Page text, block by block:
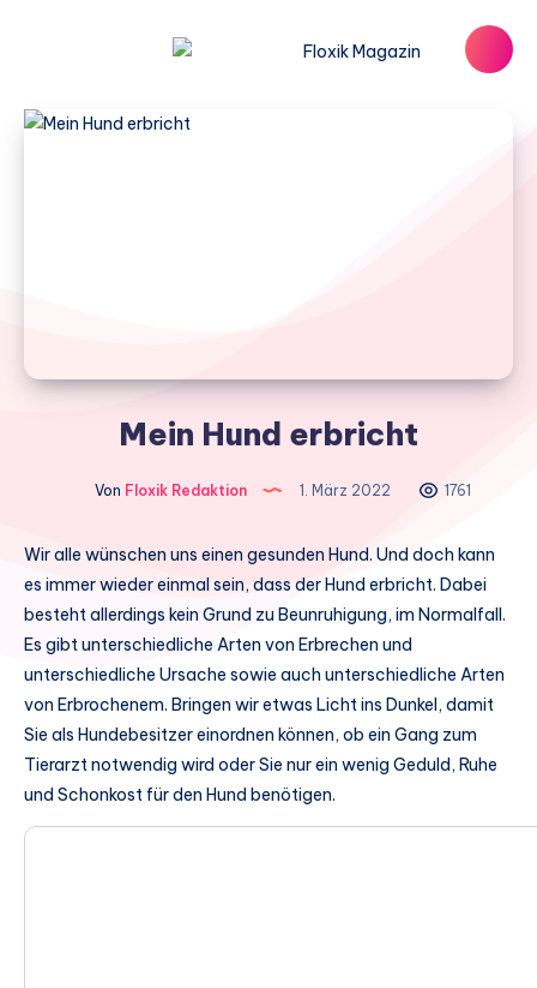
Mein Hund erbricht
Von Floxik Redaktion 1. März 2022 1761
Wir alle wünschen uns einen gesunden Hund. Und doch kann
es immer wieder einmal sein, dass der Hund erbricht. Dabei
besteht allerdings kein Grund zu Beunruhigung, im Normalfall.
Es gibt unterschiedliche Arten von Erbrechen und
unterschiedliche Ursache sowie auch unterschiedliche Arten
von Erbrochenem. Bringen wir etwas Licht ins Dunkel, damit
Sie als Hundebesitzer einordnen können, ob ein Gang zum
Tierarzt notwendig wird oder Sie nur ein wenig Geduld, Ruhe
und Schonkost für den Hund benötigen.